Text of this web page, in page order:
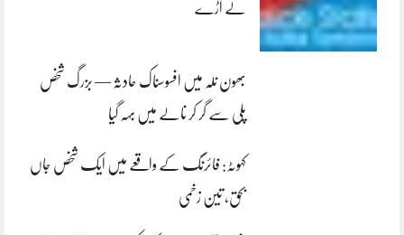
لے اڑے
بھون نلہ میں افسوسناک حادثہ — بزرگ شخص
پلی سے گر کر نالے میں بہہ گیا
کہوٹہ: فائرنگ کے واقعے میں ایک شخص جاں
بحق، تین زخمی